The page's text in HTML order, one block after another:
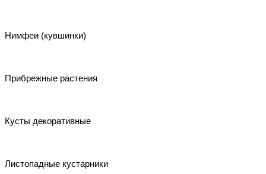
Нимфеи (кувшинки)
Прибрежные растения
Кусты декоративные
Листопадные кустарники